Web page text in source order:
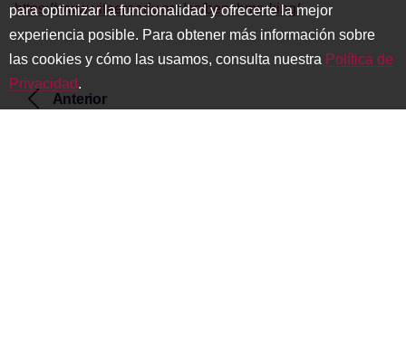
https://www.vitaeready.org/es/benchmarking/
Anterior
para optimizar la funcionalidad y ofrecerte la mejor
experiencia posible. Para obtener más información sobre
las cookies y cómo las usamos, consulta nuestra Política de
Privacidad.